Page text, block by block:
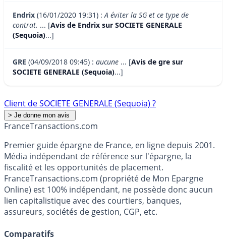
Endrix (16/01/2020 19:31) :A éviter la SG et ce type de
contrat. ... [Avis de Endrix sur SOCIETE GENERALE
(Sequoia)...]
GRE (04/09/2018 09:45) : aucune ... [Avis de gre sur
SOCIETE GENERALE (Sequoia)...]
Client de SOCIETE GENERALE (Sequoia) ?
FranceTransactions.com
Premier guide épargne de France, en ligne depuis 2001.
Média indépendant de référence sur l'épargne, la
fiscalité et les opportunités de placement.
FranceTransactions.com (propriété de Mon Epargne
Online) est 100% indépendant, ne possède donc aucun
lien capitalistique avec des courtiers, banques,
assureurs, sociétés de gestion, CGP, etc.
Comparatifs